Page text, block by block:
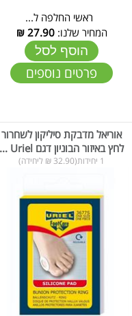
ראשי החלפה ל...
המחיר שלנו:27.90
₪
הוסף לסל
פרטים נוספים
אוריאל מדבקת סיליקון לשחרור
לחץ באיזור הבוניון דגם Uriel ...
1 יחידות(32.90 ₪ ליחידה)